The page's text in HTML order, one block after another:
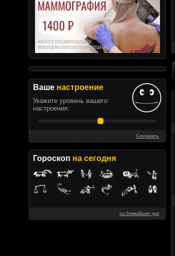
Ваше настроение
Укажите уровень вашего
настроения:
Сохранить
Гороскоп на сегодня
на ближайшие дни